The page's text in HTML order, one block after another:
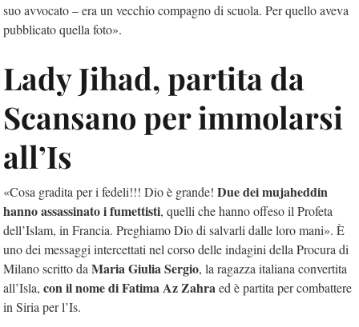
suo avvocato – era un vecchio compagno di scuola. Per quello aveva
pubblicato quella foto».
Lady Jihad, partita da
Scansano per immolarsi
all’Is
«Cosa gradita per i fedeli!!! Dio è grande! Due dei mujaheddin
hanno assassinato i fumettisti, quelli che hanno offeso il Profeta
dell’Islam, in Francia. Preghiamo Dio di salvarli dalle loro mani». È
uno dei messaggi intercettati nel corso delle indagini della Procura di
Milano scritto da Maria Giulia Sergio, la ragazza italiana convertita
all’Isla, con il nome di Fatima Az Zahraed è partita per combattere
in Siria per l’Is.